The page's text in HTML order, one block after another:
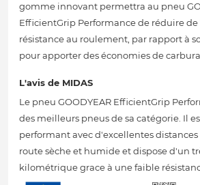
gomme innovant permettra au pneu
EfficientGrip Performance de réduire de
résistance au roulement, par rapport à
pour apporter des économies de
L'avis de MIDAS
Le pneu GOODYEAR EfficientGrip
des meilleurs pneus de sa catégorie. Il
performant avec d'excellentes
route sèche et humide et dispose d'un
kilométrique grace à une faible